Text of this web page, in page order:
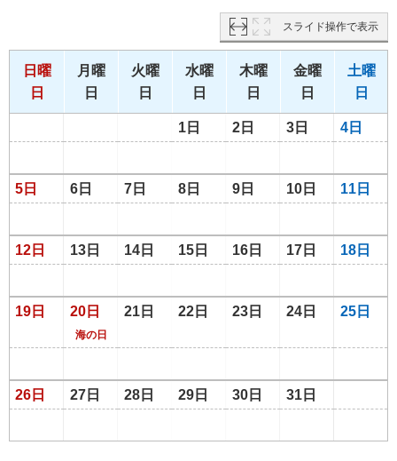
スライド操作で表示
日曜
日
月曜
日
火曜
日
水曜
日
木曜
日
金曜
日
土曜
日
1日 2日 3日 4日
5日 6日 7日 8日 9日 10日 11日
12日 13日 14日 15日 16日 17日 18日
19日 20日
海の日
21日 22日 23日 24日 25日
26日 27日 28日 29日 30日 31日